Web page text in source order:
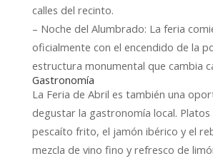
calles del recinto.
– Noche del Alumbrado: La feria
oficialmente con el encendido de la
estructura monumental que cambia
Gastronomía
La Feria de Abril es también una
degustar la gastronomía local. Platos
pescaíto frito, el jamón ibérico y el
mezcla de vino fino y refresco de